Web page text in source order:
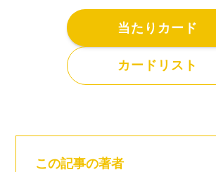
当たりカード
カードリスト
この記事の著者